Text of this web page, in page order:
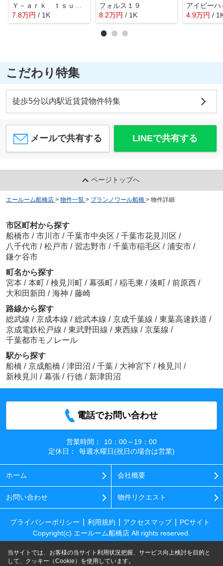
7.8万円 / 1K
フォルス１９
8.2万円 / 1K
アイビーハ
4.9万円 /
こだわり特集
徒歩5分以内駅近賃貸物件特集
メールで共有する LINEで共有する
ページトップへ
エールーム船橋店 > 物件一覧 > ブランノワール船橋 > 物件詳細
市区町村から探す
船橋市 / 市川市 / 千葉市中央区 / 千葉市花見川区 /
八千代市 / 松戸市 / 習志野市 / 千葉市稲毛区 / 浦安市 /
鎌ケ谷市
町名から探す
宮本 / 本町 / 検見川町 / 幕張町 / 稲毛東 / 湊町 / 前原西 /
大和田新田 / 海神 / 藤崎
路線から探す
総武線 / 京成本線 / 総武本線 / 京成千葉線 / 東葉高速鉄道 /
京成電鉄松戸線 / 東武野田線 / 東西線 / 京葉線 /
千葉都市モノレール
駅から探す
船橋 / 京成船橋 / 津田沼 / 千葉 / 大神宮下 / 検見川
/
新検見川
/ 幕張 / 行徳 / 新津田沼
電話でお問い合わせ
営業時間：
10：00～19：00
定休日：
毎週水曜日(祝日の場合は営業)
ホーム 会社概要
お問い合わせ 物件リクエスト
プライバシーポリシー 利用規約 アクセスマップ
PCサイト
Copyright(c) エールーム船橋店 All rights reserved.
当サイトでは、お客様の当サイト利用状況把握、サービス向上検討を目的と
して、クッキー（Cookie）を使用しています。